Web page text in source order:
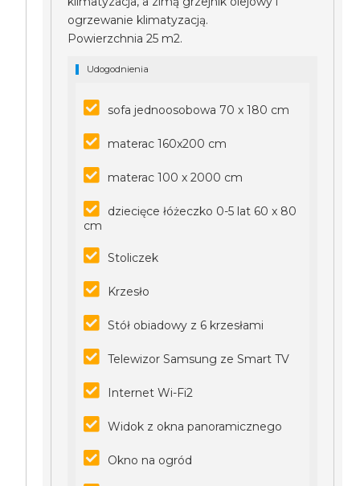
ogrzewanie klimatyzacją.
Powierzchnia 25 m2.
Udogodnienia
sofa jednoosobowa 70 x 180 cm
materac 160x200 cm
materac 100 x 2000 cm
dziecięce łóżeczko 0-5 lat 60 x 80
cm
Stoliczek
Krzesło
Stół obiadowy z 6 krzesłami
Telewizor Samsung ze Smart TV
Internet Wi-Fi2
Widok z okna panoramicznego
Okno na ogród